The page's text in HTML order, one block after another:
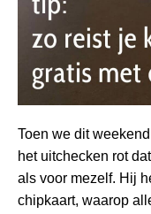
Toen we dit
het uitchecken rot
als voor mezelf. Hij
chipkaart, waarop